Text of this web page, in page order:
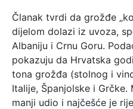
Članak tvrdi da grožđe
dijelom dolazi iz uvoza,
Albaniju i Crnu Goru.
pokazuju da Hrvatska
tona grožđa (stolnog i
Italije, Španjolske i
manji udio i najčešće je